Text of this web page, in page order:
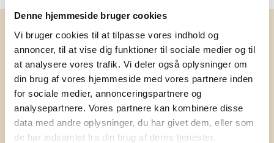
Denne hjemmeside bruger cookies
Vi bruger cookies til at tilpasse vores indhold og
annoncer, til at vise dig funktioner til sociale medier og til
at analysere vores trafik. Vi deler også oplysninger om
din brug af vores hjemmeside med vores partnere inden
for sociale medier, annonceringspartnere og
analysepartnere. Vores partnere kan kombinere disse
data med andre oplysninger, du har givet dem, eller som
de har indsamlet fra din brug af deres tjenester.
Få vores nyhedsbrev med
information om tilbud, nye varer og
andet godt
Kæmpe udvalg i klassiske og nyskabende gaveidéer
til din virksomhed. Vi kan det der med firmagaver, og
har ydet god personlig service til en
konkurrencedygtig pris siden 1991.